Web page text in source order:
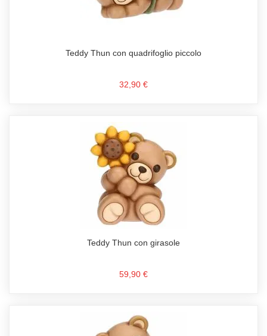
Teddy Thun con quadrifoglio piccolo
32,90 €
Teddy Thun con girasole
59,90 €